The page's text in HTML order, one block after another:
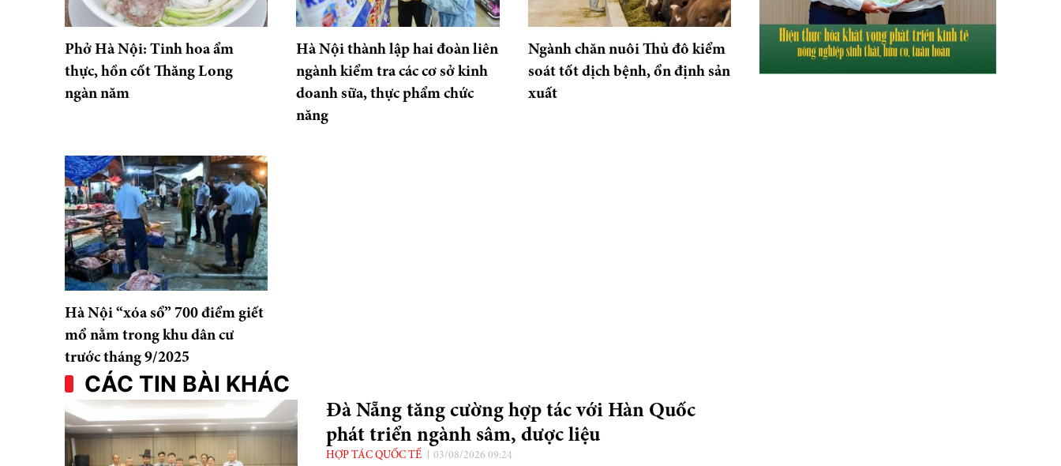
Phở Hà Nội: Tinh hoa ẩm
thực, hồn cốt Thăng Long
ngàn năm
Hà Nội thành lập hai đoàn liên
ngành kiểm tra các cơ sở kinh
doanh sữa, thực phẩm chức
năng
Ngành chăn nuôi Thủ đô kiểm
soát tốt dịch bệnh, ổn định sản
xuất
Hà Nội “xóa sổ” 700 điểm giết
mổ nằm trong khu dân cư
trước tháng 9/2025
CÁC TIN BÀI KHÁC
Đà Nẵng tăng cường hợp tác với Hàn Quốc
phát triển ngành sâm, dược liệu
HỢP TÁC QUỐC TẾ 03/08/2026 09:24